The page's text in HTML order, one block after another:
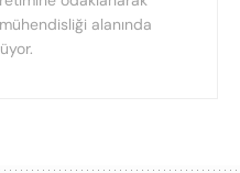
alanında